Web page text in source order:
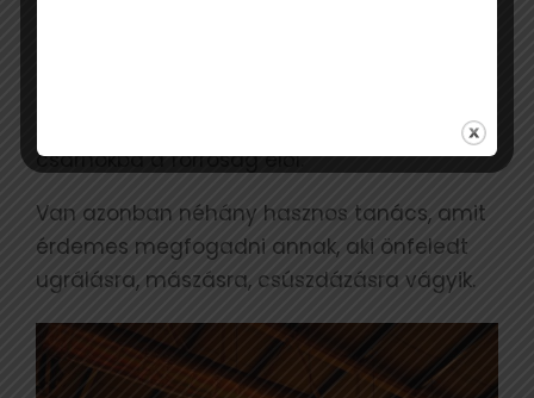
bántuk meg, hogy bemenekültünk a BOK-
csarnokba a forróság elől.
Van azonban néhány hasznos tanács, amit
érdemes megfogadni annak, aki önfeledt
ugrálásra, mászásra, csúszdázásra vágyik.